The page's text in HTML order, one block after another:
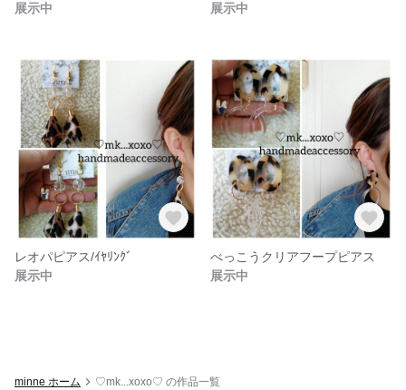
展示中 展示中
レオパピアス/ｲﾔﾘﾝｸﾞ
展示中
べっこうクリアフープピアス
展示中
minne ホーム ♡mk...xoxo♡ の作品一覧